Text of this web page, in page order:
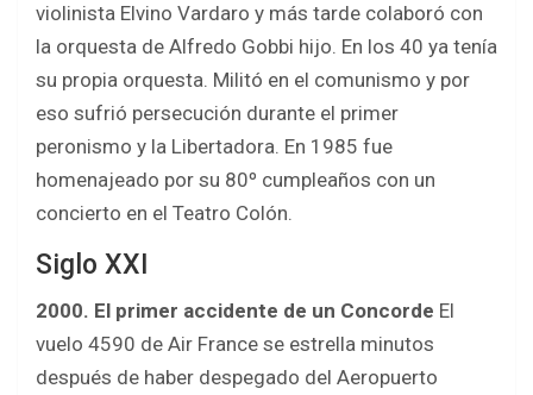
violinista Elvino Vardaro y más tarde colaboró con
la orquesta de Alfredo Gobbi hijo. En los 40 ya tenía
su propia orquesta. Militó en el comunismo y por
eso sufrió persecución durante el primer
peronismo y la Libertadora. En 1985 fue
homenajeado por su 80º cumpleaños con un
concierto en el Teatro Colón.
Siglo XXI
2000. El primer accidente de un Concorde El
vuelo 4590 de Air France se estrella minutos
después de haber despegado del Aeropuerto